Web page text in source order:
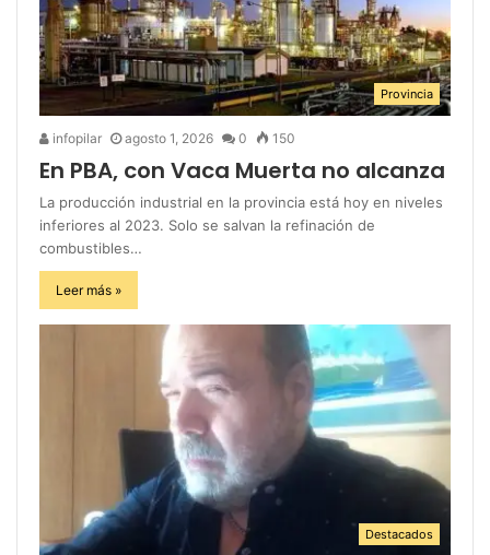
Provincia
infopilar agosto 1, 2026 0 150
En PBA, con Vaca Muerta no alcanza
La producción industrial en la provincia está hoy en niveles
inferiores al 2023. Solo se salvan la refinación de
combustibles…
Leer más »
Destacados